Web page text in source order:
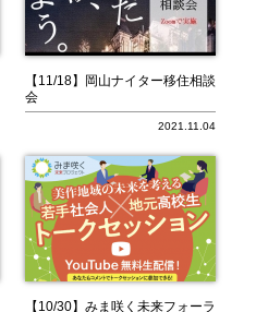
7 8
14 15
21 22
28 29
【11/18】岡山ナイター移住相談
会
2021.11.04
【10/30】みま咲く未来フォーラ